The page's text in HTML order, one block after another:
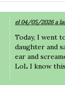
el 04/05/2026 a
Today, I went
daughter and
ear and
LoL I know